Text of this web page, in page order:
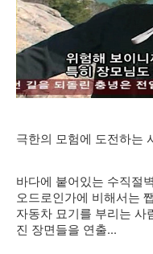
극한의 모험에 도전하는
바다에 붙어있는 수직절
오드로인가에 비해서는
자동차 묘기를 부리는 사
진 장면들을 연출...